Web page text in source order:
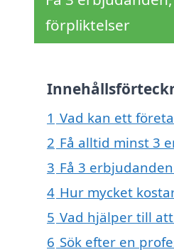
förpliktelser
1 Vad kan ett
2 Få alltid minst 3
3 Få 3
4 Hur mycket
5 Vad hjälper till
6 Sök efter en